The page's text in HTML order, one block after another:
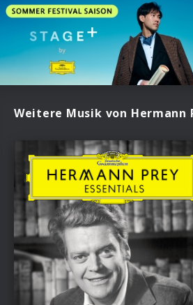
Weitere Musik von Hermann